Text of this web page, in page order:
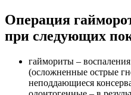
Операция
при следующих
гаймориты –
(осложненные острые
неподдающиеся